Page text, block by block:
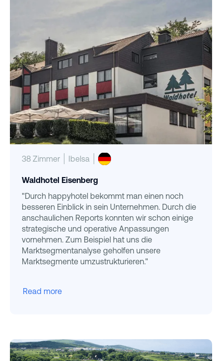
38 Zimmer Ibelsa
Waldhotel Eisenberg
"Durch happyhotel bekommt man einen noch
besseren Einblick in sein Unternehmen. Durch die
anschaulichen Reports konnten wir schon einige
strategische und operative Anpassungen
vornehmen. Zum Beispiel hat uns die
Marktsegmentanalyse geholfen unsere
Marktsegmente umzustrukturieren."
Read more